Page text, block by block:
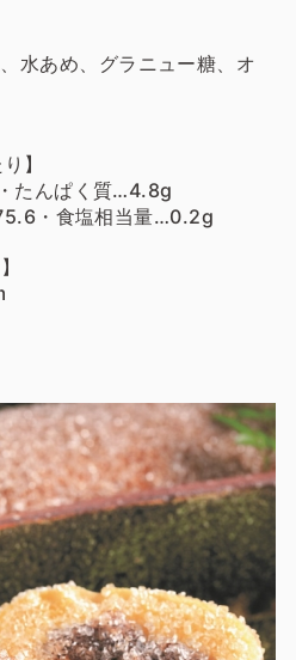
水あめ、グラニュー糖、オ
】
たんぱく質…4.8g
・食塩相当量…0.2g